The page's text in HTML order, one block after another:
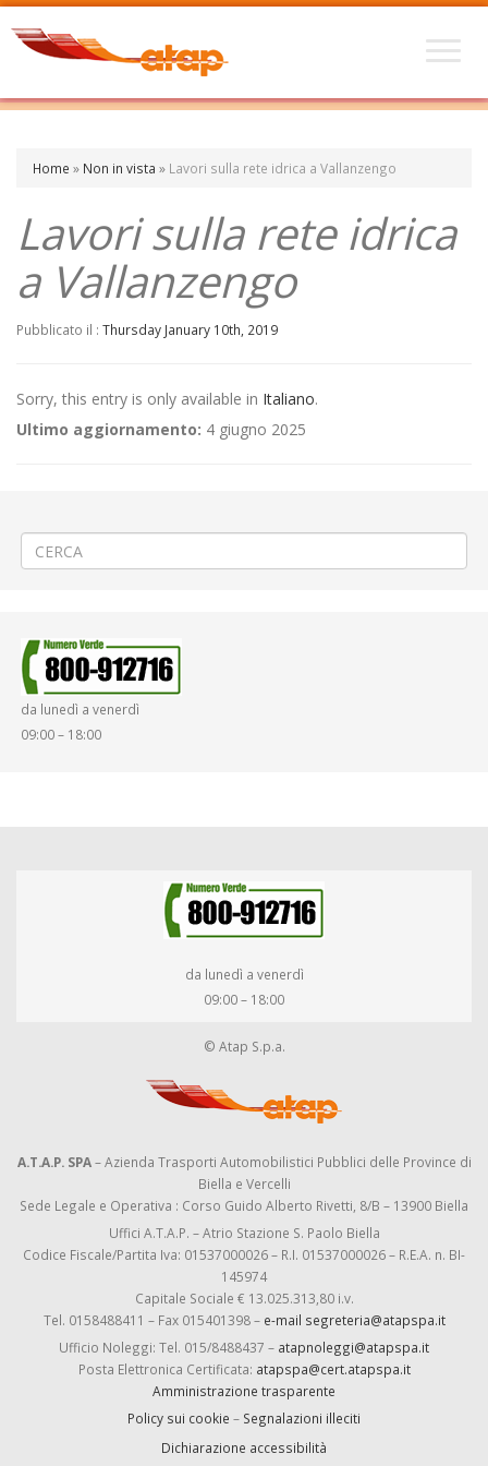
Home » Non in vista » Lavori sulla rete idrica a Vallanzengo
Lavori sulla rete idrica
a Vallanzengo
Pubblicato il : Thursday January 10th, 2019
Sorry, this entry is only available in Italiano.
Ultimo aggiornamento: 4 giugno 2025
da lunedì a venerdì
09:00 – 18:00
da lunedì a venerdì
09:00 – 18:00
© Atap S.p.a.
A.T.A.P. SPA– Azienda Trasporti Automobilistici Pubblici delle Province di
Biella e Vercelli
Sede Legale e Operativa : Corso Guido Alberto Rivetti, 8/B – 13900 Biella
Uffici A.T.A.P. – Atrio Stazione S. Paolo Biella
Codice Fiscale/Partita Iva: 01537000026 – R.I. 01537000026 – R.E.A. n. BI-
145974
Capitale Sociale € 13.025.313,80 i.v.
Tel. 0158488411 – Fax 015401398 – e-mail segreteria@atapspa.it
Ufficio Noleggi: Tel. 015/8488437 – atapnoleggi@atapspa.it
Posta Elettronica Certificata: atapspa@cert.atapspa.it
Amministrazione trasparente
Policy sui cookie – Segnalazioni illeciti
Dichiarazione accessibilità